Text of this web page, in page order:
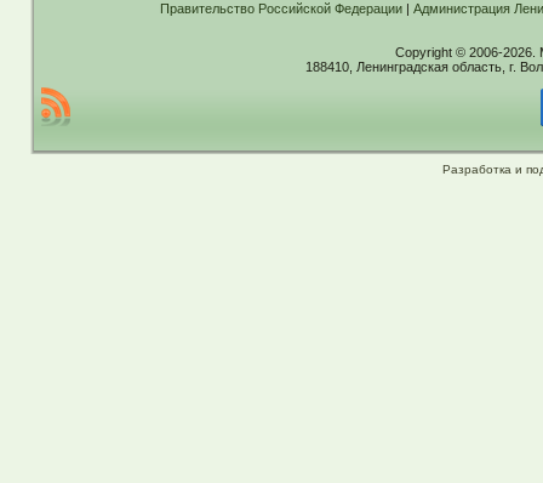
Правительство Российской Федерации| Администрация
Copyright © 2006-2026.
188410, Ленинградская область, г.
Разработка и